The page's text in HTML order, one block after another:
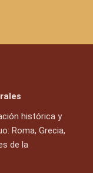
histórica y
Roma, Grecia,
de la